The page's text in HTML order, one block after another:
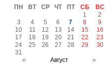
ПН ВТ СР ЧТ ПТ СБ
ВС
1
2
3
4 5 6 7 8
9
10
11 12 13 14 15
16
17
18 19 20 21 22
23
24
25 26 27 28 29
30
31
«
Август »